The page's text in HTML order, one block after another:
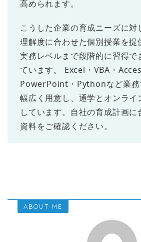
高められます。
こうした企業の育成ニーズに対
理解度に合わせた個別授業を提
実務レベルまで段階的に習得で
ています。 Excel・VBA・
PowerPoint・Pythonなど業務
幅広く用意し、通学とオンライ
しています。自社の育成計画に
資料をご確認ください。
ABOUT ME